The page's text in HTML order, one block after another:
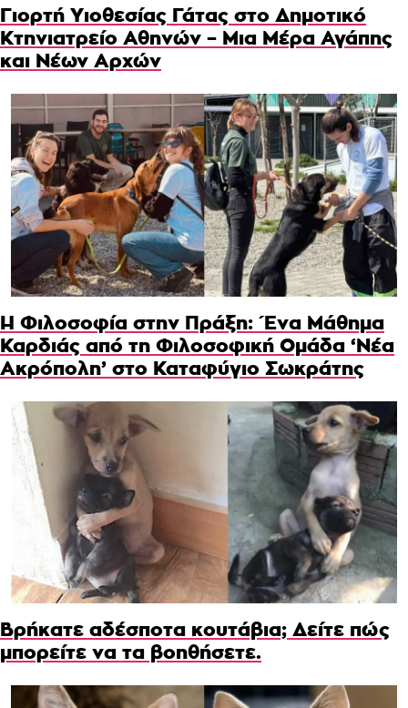
Γιορτή Υιοθεσίας Γάτας στο Δημοτικό
Κτηνιατρείο Αθηνών – Μια Μέρα Αγάπης
και Νέων Αρχών
Η Φιλοσοφία στην Πράξη: Ένα Μάθημα
Καρδιάς από τη Φιλοσοφική Ομάδα ‘Νέα
Ακρόπολη’ στο Καταφύγιο Σωκράτης
Βρήκατε αδέσποτα κουτάβια; Δείτε πώς
μπορείτε να τα βοηθήσετε.